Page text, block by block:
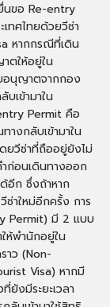
นขอ Re-entry
ทศไทยด้วยวีซ่า
หากกรณีที่เดิน
ตให้อยู่ใน
อนุญาตจากกอง
เข้ามาใน
Permit คือ
งกลับเข้ามาใน
ยวีซ่าที่ถืออยู่ยังไม่
ก่อนเดินทางออก
ด้อีก ซึ่งถ้าหาก
ซ่าใหม่อีกครั้ง การ
Permit) มี 2 แบบ
ห้พำนักอยู่ใน
าว (Non-
Visa) หากมี
ยังมีระยะเวลา